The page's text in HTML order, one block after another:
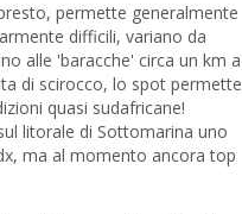
permette generalmente
difficili, variano da
alle 'baracche' circa un km a
di scirocco, lo spot permette
quasi sudafricane!
litorale di Sottomarina uno
ma al momento ancora top